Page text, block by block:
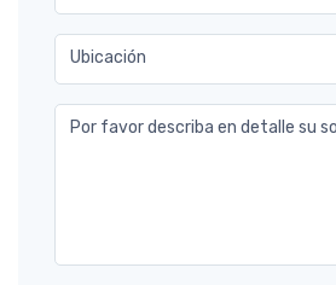
Ubicación
Por favor describa en detalle su